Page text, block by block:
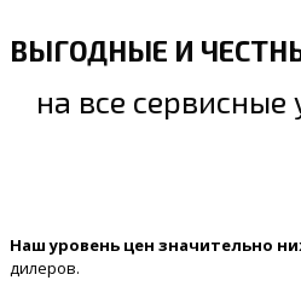
ВЫГОДНЫЕ И
на все сервисные
Наш уровень цен значительно
дилеров.